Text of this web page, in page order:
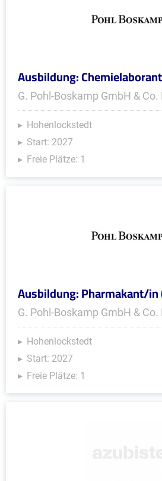
Ausbildung:
G. Pohl-Boskamp GmbH & Co.
Hohenlockstedt
Start: 2027
Freie Plätze: 1
Ausbildung: Pharmakant/
G. Pohl-Boskamp GmbH & Co.
Hohenlockstedt
Start: 2027
Freie Plätze: 1